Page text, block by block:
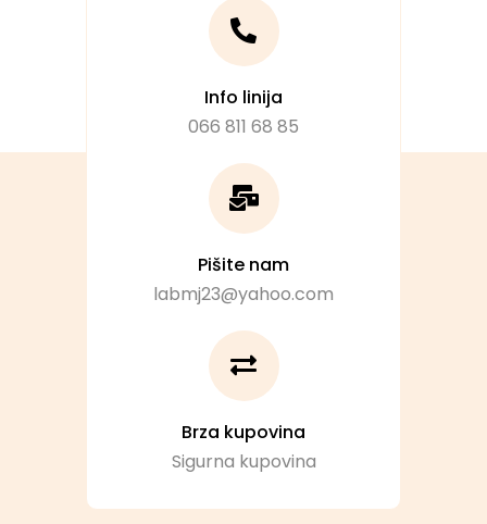
Info linija
066 811 68 85
Pišite nam
labmj23@yahoo.com
Brza kupovina
Sigurna kupovina